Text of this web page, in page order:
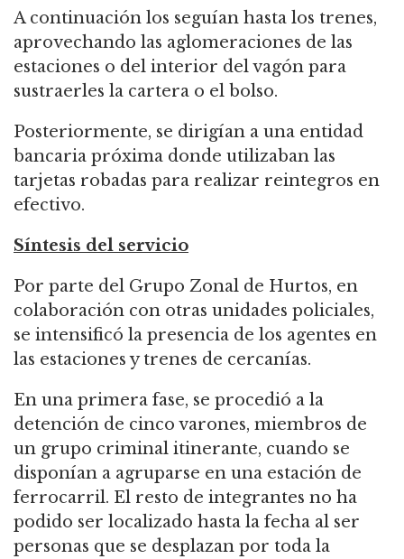
A continuación los seguían hasta los trenes,
aprovechando las aglomeraciones de las
estaciones o del interior del vagón para
sustraerles la cartera o el bolso.
Posteriormente, se dirigían a una entidad
bancaria próxima donde utilizaban las
tarjetas robadas para realizar reintegros en
efectivo.
Síntesis del servicio
Por parte del Grupo Zonal de Hurtos, en
colaboración con otras unidades policiales,
se intensificó la presencia de los agentes en
las estaciones y trenes de cercanías.
En una primera fase, se procedió a la
detención de cinco varones, miembros de
un grupo criminal itinerante, cuando se
disponían a agruparse en una estación de
ferrocarril. El resto de integrantes no ha
podido ser localizado hasta la fecha al ser
personas que se desplazan por toda la